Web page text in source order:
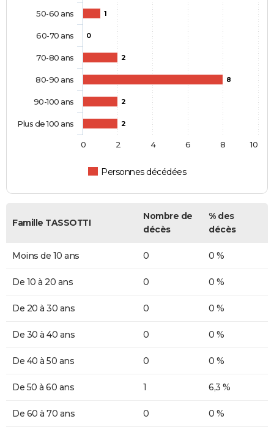
1
0
2
8
2
2
Personnes décédées
50-60 ans
60-70 ans
70-80 ans
80-90 ans
90-100 ans
Plus de 100 ans
0 2 4 6 8 10
Famille TASSOTTI
Nombre de
décès
% des
décès
Moins de 10 ans 0 0 %
De 10 à 20 ans 0 0 %
De 20 à 30 ans 0 0 %
De 30 à 40 ans 0 0 %
De 40 à 50 ans 0 0 %
De 50 à 60 ans 1 6,3 %
De 60 à 70 ans 0 0 %